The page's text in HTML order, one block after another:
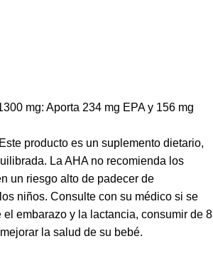
mg: Aporta 234 mg EPA y 156 mg
producto es un suplemento dietario,
La AHA no recomienda los
un riesgo alto de padecer de
niños. Consulte con su médico si se
embarazo y la lactancia, consumir de 8
la salud de su bebé.